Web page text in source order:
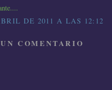
DE 2011 A LAS 12:12
COMENTARIO